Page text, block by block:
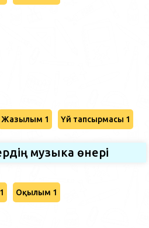
Жазылым 1 Үй тапсырмасы 1
музыка өнері
Оқылым 1